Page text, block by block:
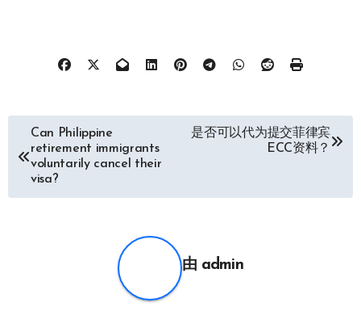
章
Can Philippine
retirement immigrants
voluntarily cancel their
visa?
是否可以代为提交菲律宾
ECC资料？
由 admin